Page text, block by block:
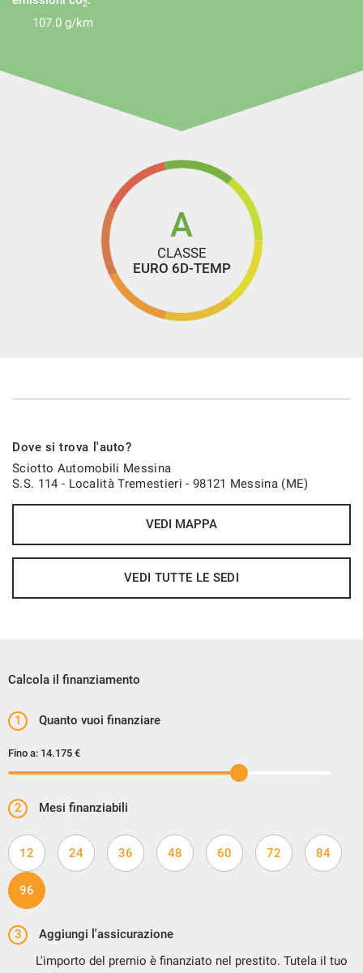
2
107.0 g/km
A
CLASSE
EURO 6D-TEMP
Dove si trova l'auto?
Sciotto Automobili Messina
S.S. 114 - Località Tremestieri - 98121 Messina (ME)
VEDI MAPPA
VEDI TUTTE LE SEDI
Calcola il finanziamento
1 Quanto vuoi finanziare
Fino a: 14.175 €
2 Mesi finanziabili
12 24 36 48 60 72 84
96
3
Aggiungi l'assicurazione
L'importo del premio è finanziato nel prestito. Tutela il tuo